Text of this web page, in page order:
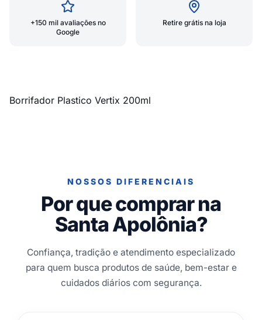
+150 mil avaliações no
Google
Retire grátis na loja
Borrifador Plastico Vertix 200ml
NOSSOS DIFERENCIAIS
Por que comprar na
Santa Apolônia?
Confiança, tradição e atendimento especializado
para quem busca produtos de saúde, bem-estar e
cuidados diários com segurança.